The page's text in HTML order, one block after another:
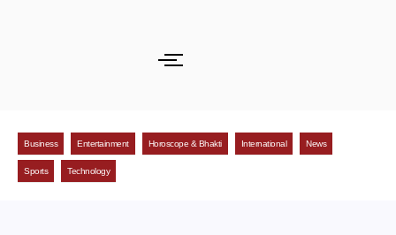
Business Entertainment Horoscope & Bhakti International News
Sports Technology